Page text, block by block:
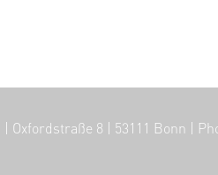
| Oxfordstraße 8 | 53111 Bonn |